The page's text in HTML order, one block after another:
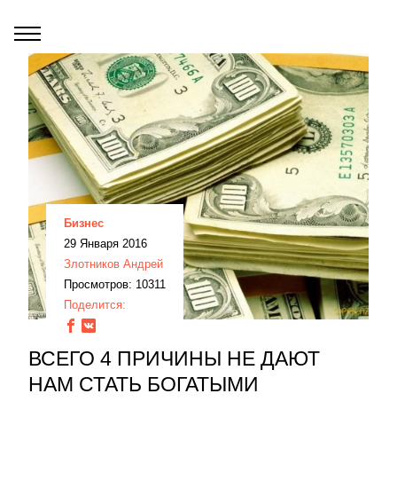
Бизнес
29 Января 2016
Злотников Андрей
Просмотров: 10311
Поделится:
ВСЕГО 4 ПРИЧИНЫ НЕ ДАЮТ
НАМ СТАТЬ БОГАТЫМИ